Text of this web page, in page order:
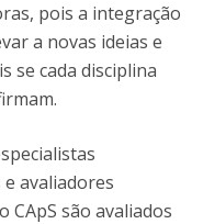
pois a integração
a novas ideias e
se cada disciplina
avaliadores
CApS são avaliados